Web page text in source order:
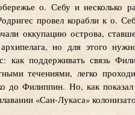
о. Себу и несколько
провел корабли к о.
оккупацию острова,
архипелага, но для этого
как поддерживать связь
течениями, легко
до Филиппин. Но, как
«Сан-Лукаса»